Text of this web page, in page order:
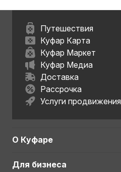
Путешествия
Куфар Карта
Куфар Маркет
Куфар Медиа
Доставка
Рассрочка
Услуги продвижения
О Куфаре
Для бизнеса